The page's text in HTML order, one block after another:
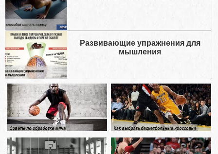
Развивающие упражнения для
мышления